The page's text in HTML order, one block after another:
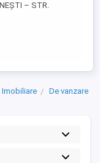
– STR.
MP, DESCHIDERE
POSIBILITATE
UTILITĂȚILE LA
și cauți
Imobiliare
De vanzare